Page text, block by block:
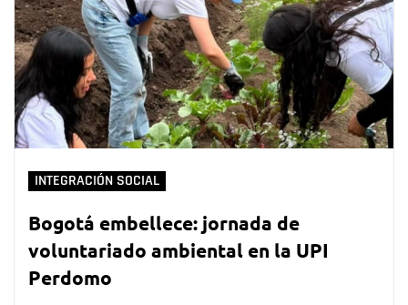
INTEGRACIÓN SOCIAL
Bogotá embellece: jornada de
voluntariado ambiental en la UPI
Perdomo